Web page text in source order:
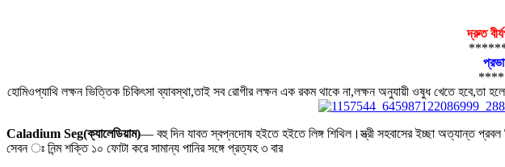
দ্রুত
হোমিওপ্যাথি লক্ষন ভিত্তিক চিকিৎসা ব্যাবস্থা,তাই সব রোগীর লক্ষন এক রকম থাকে না,লক্ষন অনুযায়ী ওষুধ খেতে হবে,তা
Caladium Seg(ক্যালেডিয়াম)–– বহু দিন যাবত স্বপ্নদোষ হইতে হইতে লিঙ্গ শিথিল।স্ত্রী সহবাসের ইচ্ছা অত্যান্ত
সেবন ঃ নিন্ম শক্তি ১০ ফোটা করে সামান্য পানির সঙ্গে প্রত্যহ ৩ বার